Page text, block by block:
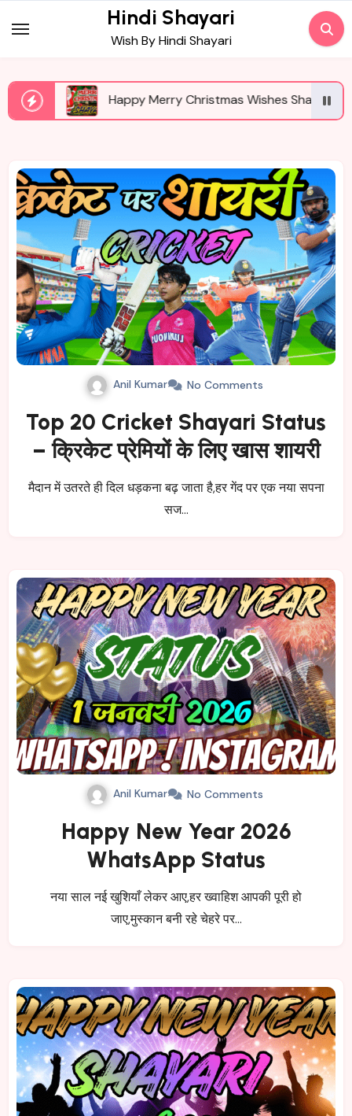
to
Hindi Shayari
Wish By Hindi Shayari
Happy Merry Christmas Wishes Shayari दिल को छू लेने वाली
Anil Kumar No Comments
Top 20 Cricket Shayari Status
– क्रिकेट प्रेमियों के लिए खास शायरी
मैदान में उतरते ही दिल धड़कना बढ़ जाता है,हर गेंद पर एक नया सपना
सज…
Anil Kumar No Comments
Happy New Year 2026
WhatsApp Status
नया साल नई खुशियाँ लेकर आए,हर ख्वाहिश आपकी पूरी हो
जाए,मुस्कान बनी रहे चेहरे पर…